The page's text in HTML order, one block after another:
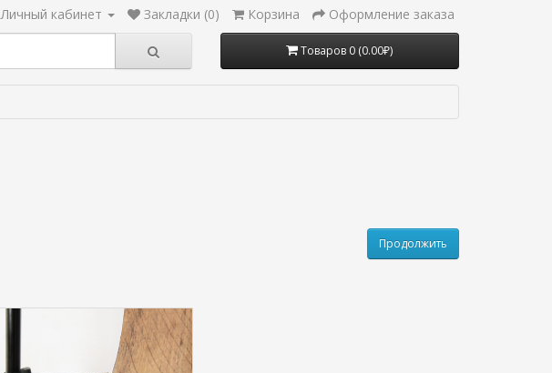
Личный кабинет Закладки (0) Корзина Оформление заказа
Товаров 0 (0.00₽)
Продолжить